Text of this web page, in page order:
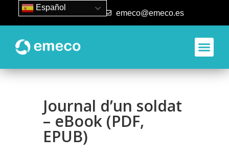
93 840 50 80 emeco@emeco.es
Journal d’un soldat
– eBook (PDF,
EPUB)
Español